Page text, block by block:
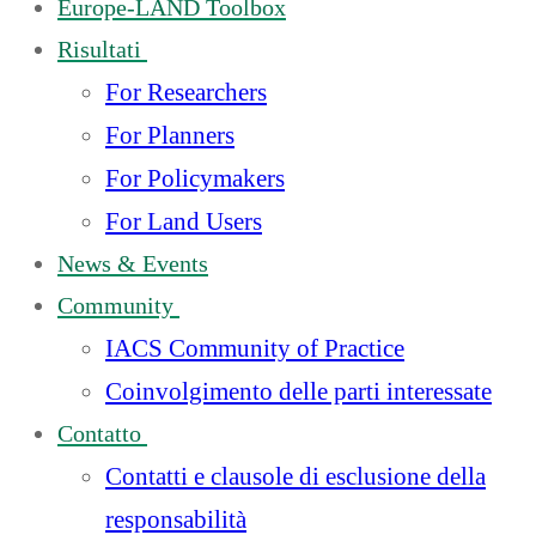
Europe-LAND Toolbox
Risultati
For Researchers
For Planners
For Policymakers
For Land Users
News & Events
Community
IACS Community of Practice
Coinvolgimento delle parti interessate
Contatto
Contatti e clausole di esclusione della
responsabilità